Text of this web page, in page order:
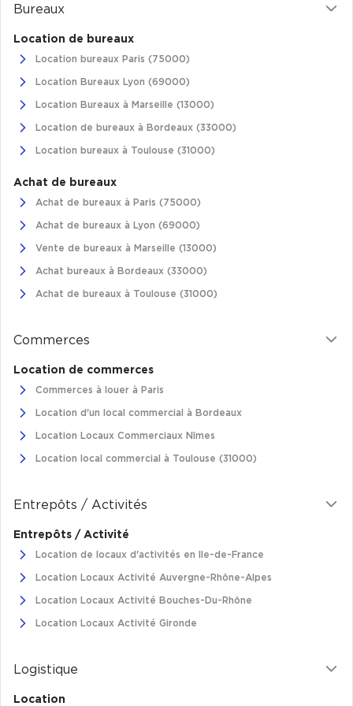
Logistique urbaine
Entrepôts Messagerie
Entrepôts logistique classe A
Location de Commerces
Location de Commerces à Reims
Achat de Commerces
Achat de Commerces à Nîmes
Bureaux privés à Paris
Bureaux privés à Lyon
Bureaux privés à Neuilly-sur-Seine
Bureaux privés à Lille
Bureaux
Location de bureaux
Location bureaux Paris (75000)
Location Bureaux Lyon (69000)
Location Bureaux à Marseille (13000)
Location de bureaux à Bordeaux (33000)
Location bureaux à Toulouse (31000)
Achat de bureaux
Achat de bureaux à Paris (75000)
Achat de bureaux à Lyon (69000)
Vente de bureaux à Marseille (13000)
Achat bureaux à Bordeaux (33000)
Achat de bureaux à Toulouse (31000)
Commerces
Location de commerces
Commerces à louer à Paris
Location d'un local commercial à Bordeaux
Location Locaux Commerciaux Nîmes
Location local commercial à Toulouse (31000)
Entrepôts / Activités
Entrepôts / Activité
Location de locaux d'activités en Ile-de-France
Location Locaux Activité Auvergne-Rhône-Alpes
Location Locaux Activité Bouches-Du-Rhône
Location Locaux Activité Gironde
Logistique
Location